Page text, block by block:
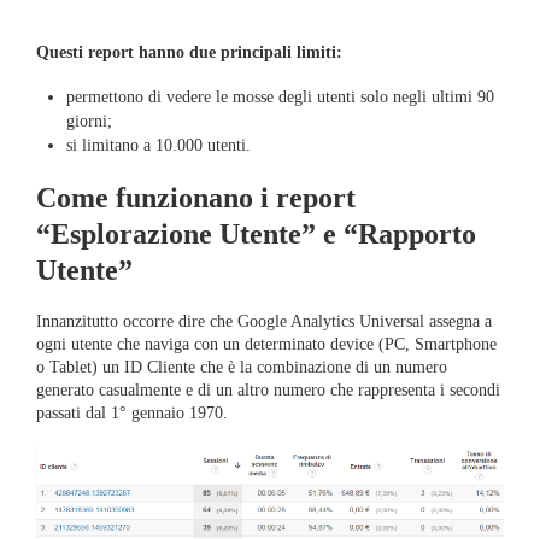
Questi report hanno due principali limiti:
permettono di vedere le mosse degli utenti solo negli ultimi 90
giorni;
si limitano a 10.000 utenti.
Come funzionano i report
“Esplorazione Utente” e “Rapporto
Utente”
Innanzitutto occorre dire che Google Analytics Universal assegna a
ogni utente che naviga con un determinato device (PC, Smartphone
o Tablet) un ID Cliente che è la combinazione di un numero
generato casualmente e di un altro numero che rappresenta i secondi
passati dal 1° gennaio 1970.